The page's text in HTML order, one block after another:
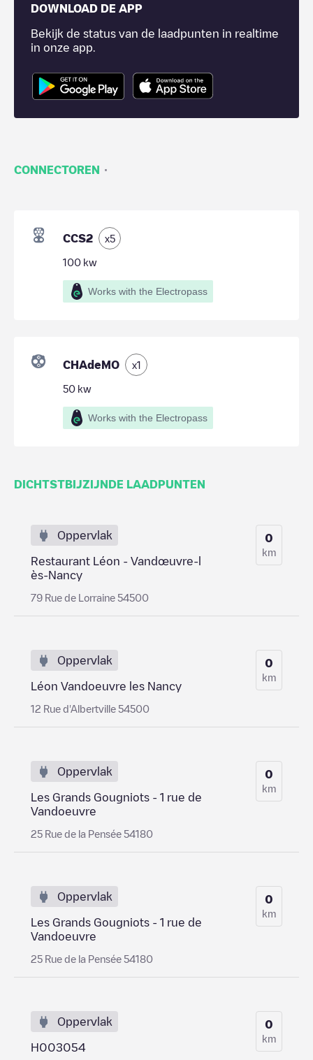
DOWNLOAD DE APP
Bekijk de status van de laadpunten in realtime
in onze app.
CONNECTOREN ·
CCS2 x5
100 kw
Works with the Electropass
CHAdeMO x1
50 kw
Works with the Electropass
DICHTSTBIJZIJNDE LAADPUNTEN
Oppervlak
Restaurant Léon - Vandœuvre-l
ès-Nancy
79 Rue de Lorraine 54500
0
km
Oppervlak
Léon Vandoeuvre les Nancy
12 Rue d'Albertville 54500
0
km
Oppervlak
Les Grands Gougniots - 1 rue de
Vandoeuvre
25 Rue de la Pensée 54180
0
km
Oppervlak
Les Grands Gougniots - 1 rue de
Vandoeuvre
25 Rue de la Pensée 54180
0
km
Oppervlak
H003054
0
km